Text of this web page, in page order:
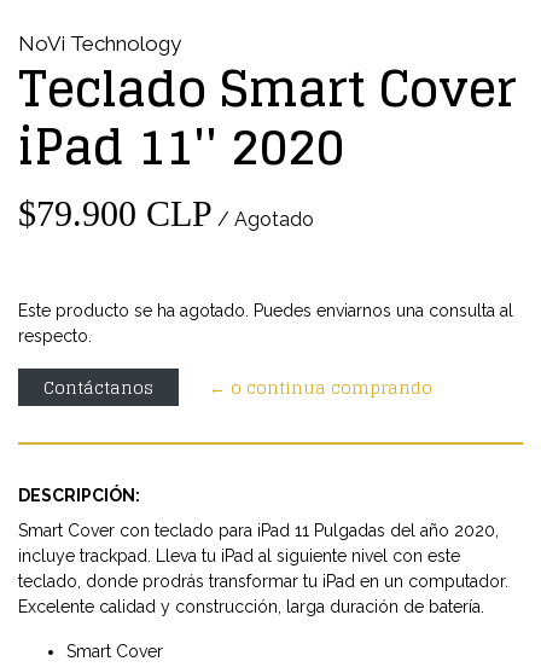
NoVi Technology
Teclado Smart Cover
iPad 11'' 2020
$79.900 CLP / Agotado
Este producto se ha agotado. Puedes enviarnos una consulta al
respecto.
Contáctanos ← o continua comprando
DESCRIPCIÓN:
Smart Cover con teclado para iPad 11 Pulgadas del año 2020,
incluye trackpad. Lleva tu iPad al siguiente nivel con este
teclado, donde prodrás transformar tu iPad en un computador.
Excelente calidad y construcción, larga duración de batería.
Smart Cover